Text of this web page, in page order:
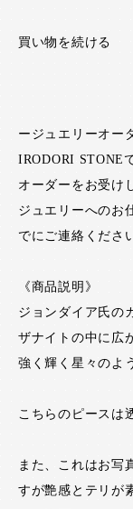
買い物を続ける
ージュエリーオー
IRODORI STONE
オーダーをお受け
ジュエリーへのお
でにご連絡くださ
《商品説明》
ジョンダイア氏の
ザナイトの中に広
強く輝く星々のよ
こちらのピースは
また、これはお写
すが艶感とテリが